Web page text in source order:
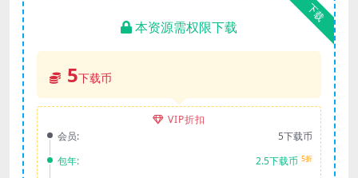
下载
本资源需权限下载
5下载币
VIP折扣
会员:
5下载币
包年:
2.5下载币 5折